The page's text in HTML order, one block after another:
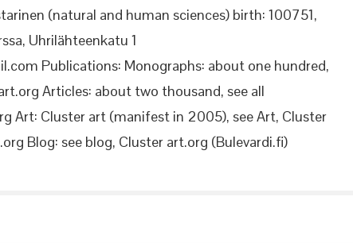
(natural and human sciences) birth: 100751,
Uhrilähteenkatu 1
Publications: Monographs: about one hundred,
Articles: about two thousand, see all
Art: Cluster art (manifest in 2005), see Art, Cluster
Blog: see blog, Cluster art.org (Bulevardi.fi)